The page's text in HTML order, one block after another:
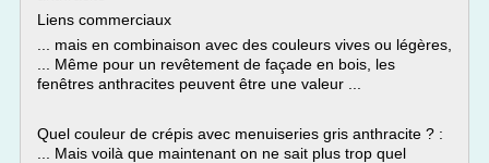
Liens commerciaux
... mais en combinaison avec des couleurs vives ou légères,
... Même pour un revêtement de façade en bois, les
fenêtres anthracites peuvent être une valeur ...
Quel couleur de crépis avec menuiseries gris anthracite ? :
... Mais voilà que maintenant on ne sait plus trop quel